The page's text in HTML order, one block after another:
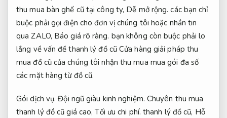
thu mua bàn ghế cũ tại công ty, Dễ mở rộng. các bạn chỉ
buộc phải gọi điện cho đơn vị chúng tôi hoặc nhắn tin
qua ZALO, Báo giá rõ ràng. bạn không còn buộc phải lo
lắng về vấn đề thanh lý đồ cũ Cửa hàng giải pháp thu
mua đồ cũ của chúng tôi nhận thu mua mua gói đa số
các mặt hàng từ đồ cũ.
Gói dịch vụ. Đội ngũ giàu kinh nghiệm. Chuyên thu mua
thanh lý đồ cũ giá cao,Tối ưu chi phí. thanh lý đồ cũ, Hỗ